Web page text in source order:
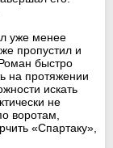
уже менее
пропустил и
быстро
на протяжении
искать
не
воротам,
«Спартаку»,